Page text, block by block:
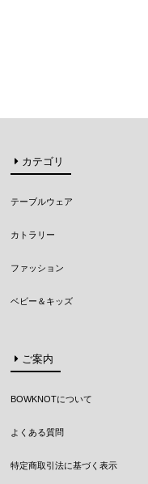
カテゴリ
テーブルウェア
カトラリー
ファッション
ベビー＆キッズ
ご案内
BOWKNOTについて
よくある質問
特定商取引法に基づく表示